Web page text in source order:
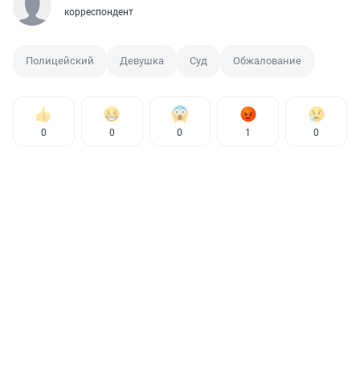
корреспондент
Полицейский Девушка Суд Обжалование
0 0 0 1 0